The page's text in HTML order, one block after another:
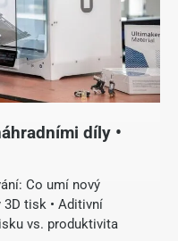
díly •
Co umí nový
3D tisk • Aditivní
vs. produktivita